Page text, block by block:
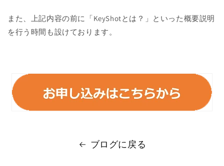
また、上記内容の前に「KeyShotとは？」といった概要説明
を行う時間も設けております。
ブログに戻る